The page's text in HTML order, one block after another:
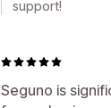
support!
Seguno is